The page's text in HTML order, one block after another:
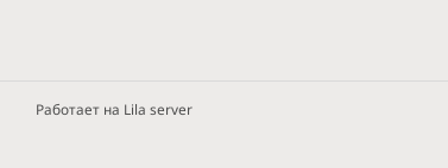
Работает на Lila server